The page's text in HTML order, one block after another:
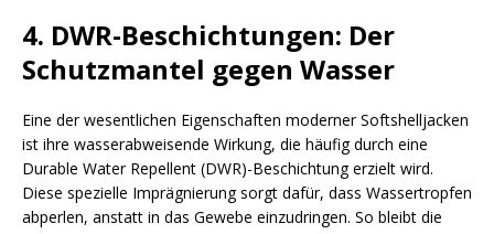
4. DWR-Beschichtungen: Der
Schutzmantel gegen Wasser
Eine der wesentlichen Eigenschaften moderner Softshelljacken
ist ihre wasserabweisende Wirkung, die häufig durch eine
Durable Water Repellent (DWR)-Beschichtung erzielt wird.
Diese spezielle Imprägnierung sorgt dafür, dass Wassertropfen
abperlen, anstatt in das Gewebe einzudringen. So bleibt die